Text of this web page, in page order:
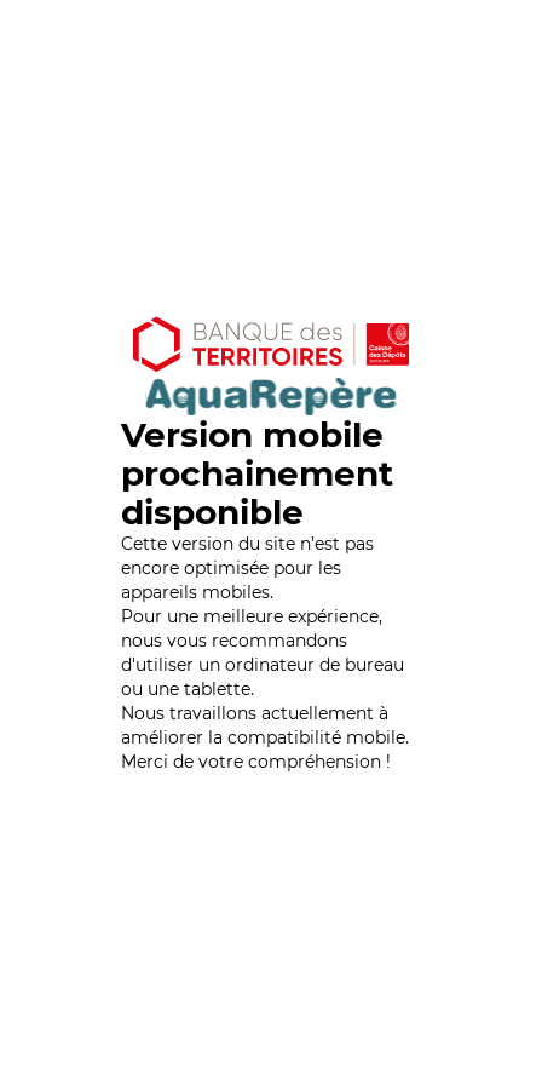
Version mobile
prochainement
disponible
Cette version du site n’est pas
encore optimisée pour les
appareils mobiles.
Pour une meilleure expérience,
nous vous recommandons
d'utiliser un ordinateur de bureau
ou une tablette.
Nous travaillons actuellement à
améliorer la compatibilité mobile.
Merci de votre compréhension !